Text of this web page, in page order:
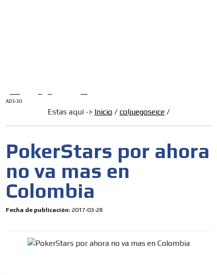
ADS-30
Estas aquí -> Inicio/ coljuegoseice/
PokerStars por ahora
no va mas en
Colombia
Fecha de publicación: 2017-03-28